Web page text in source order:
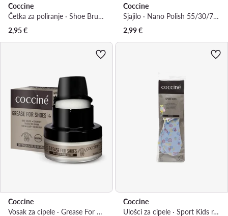
Coccine
Četka za poliranje · Shoe Brush 621/3AZ
2,95€
Coccine
Sjajilo · Nano Polish 55/30/75/02/A/V4
2,99€
Coccine
Vosak za cipele · Grease For Shoes 55/29/50/02/A/v4
Coccine
Ulošci za cipele · Sport Kids r. 30/31 665/75/24-35/AZ